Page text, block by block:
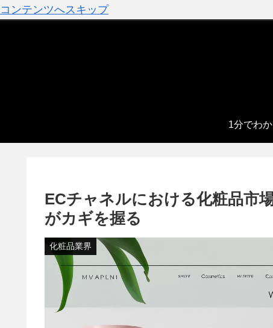
コンテンツへスキップ
1分でわ
ECチャネルにおける化粧品市
がカギを握る
化粧品業界